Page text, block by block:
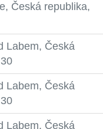
Česká republika,
Labem, Česká
Labem, Česká
Labem, Česká